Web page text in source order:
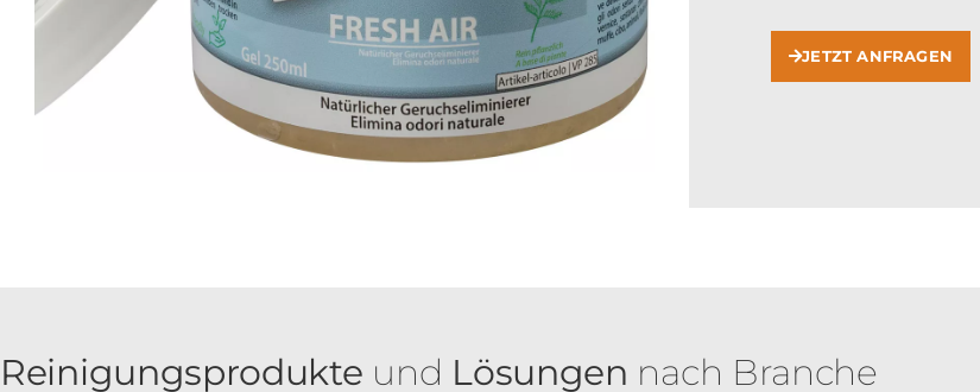
JETZT ANFRAGEN
Reinigungsprodukte und Lösungen nach Branche